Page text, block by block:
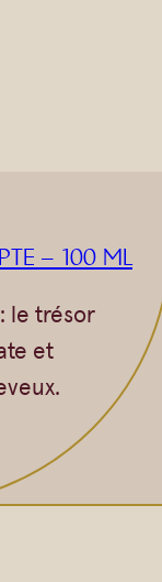
– 100 ML
le trésor
et